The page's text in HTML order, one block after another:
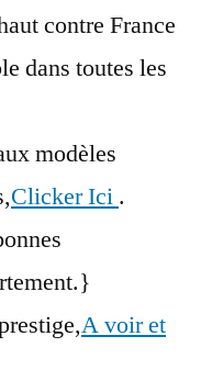
contre France
dans toutes les
modèles
Clicker Ici .
A voir et